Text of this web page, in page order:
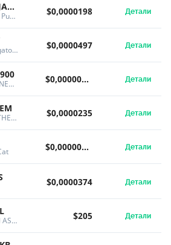
NINJAPUMP
Ninja Pump $0,0000198 Детали
Navigator AI $0,0000497 Детали
MAGNET6900 $0,0000000000000489 Детали
XIV: THE AWAKENING $0,0000235 Детали
$0,00000151 Детали
$0,0000374 Детали
TWIN ASSET TOKEN AAPL $205 Детали